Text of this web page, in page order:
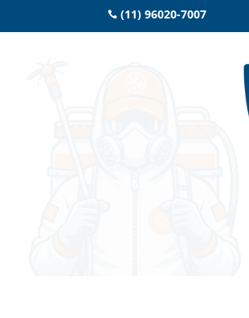
 (11) 96020-7007